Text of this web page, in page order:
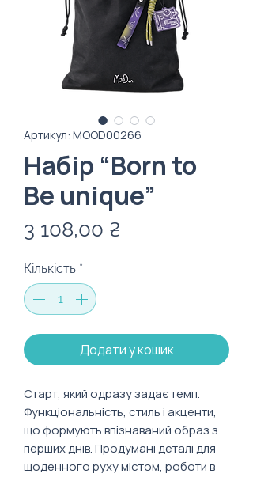
Артикул: MOOD00266
Набір “Born to
Be unique”
3 108,00 ₴
Кількість *
Додати у кошик
Старт, який одразу задає темп.
Функціональність, стиль і акценти,
що формують впізнаваний образ з
перших днів. Продумані деталі для
щоденного руху містом, роботи в